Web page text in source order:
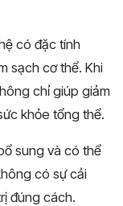
có đặc tính
sạch cơ thể. Khi
chỉ giúp giảm
khỏe tổng thể.
sung và có thể
có sự cải
đúng cách.